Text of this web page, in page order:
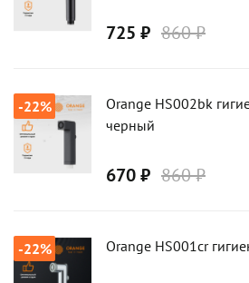
725 ₽ 860 ₽
-22%
Orange HS002bk
черный
670 ₽ 860 ₽
-22% Orange HS001cr